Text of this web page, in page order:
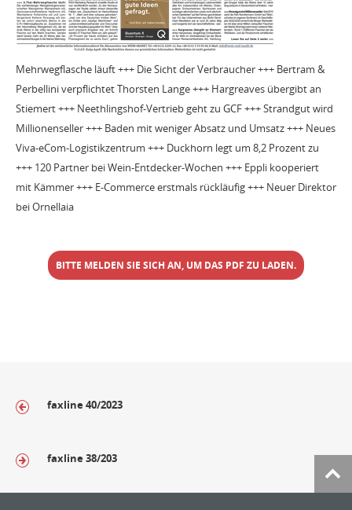
Mehrwegflasche läuft +++ Die Sicht der Verbraucher +++ Bertram &
Perbellini verpflichtet Thorsten Lange +++ Hargreaves übergibt an
Stiemert +++ Neethlingshof-Vertrieb geht zu GCF +++ Strandgut wird
Millionenseller +++ Baden mit weniger Absatz und Umsatz +++ Neues
Viva-eCom-Logistikzentrum +++ Duckhorn legt um 8,2 Prozent zu
+++ 120 Partner bei Wein-Entdecker-Wochen +++ Eppli kooperiert
mit Kämmer +++ E-Commerce erstmals rückläufig +++ Neuer Direktor
bei Ornellaia
BITTE MELDEN SIE SICH AN, UM DAS PDF ZU LADEN.
faxline 40/2023
faxline 38/203